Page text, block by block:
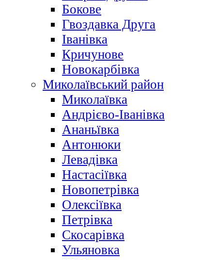
Бокове
Гвоздавка Друга
Іванівка
Кричунове
Новокарбівка
Миколаївський район
Миколаївка
Андрієво-Іванівка
Ананьївка
Антонюки
Левадівка
Настасіївка
Новопетрівка
Олексіївка
Петрівка
Скосарівка
Ульяновка